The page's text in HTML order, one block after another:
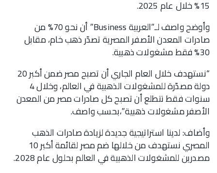
15% خلال عام 2025.
وأوضح واصف لـ”العربية Business” أن نحو 70% من
صادرات المعدن الأصفر المصرية تصدّر ذهب خام، مقابل
30% فقط مشغولات ذهبية.
“نستهدف خلال العام الجاري أن تصبح مصر ضمن أكبر 20
دولة مصدّرة للمشغولات الذهبية في العالم، وخلال 4
سنوات فقط نتطلع أن تصبح كل صادرات مصر من المعدن
الأصفر مشغولات ذهبية”،بحسب واصف.
وأضاف: لدينا استراتيجية جديدة لزيادة صادرات الذهب
المصري نستهدف من خلالها ضم مصر لقائمة أكبر 10
مصدرين للمشغولات الذهبية في العالم بحلول عام 2028.